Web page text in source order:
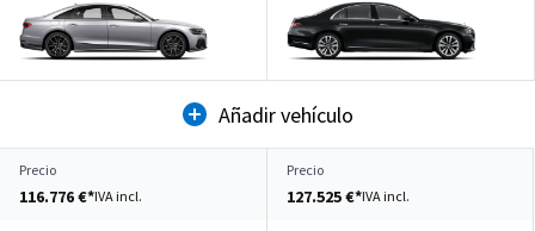
Añadir vehículo
Precio
116.776 €*IVA incl.
Precio
127.525 €*IVA incl.